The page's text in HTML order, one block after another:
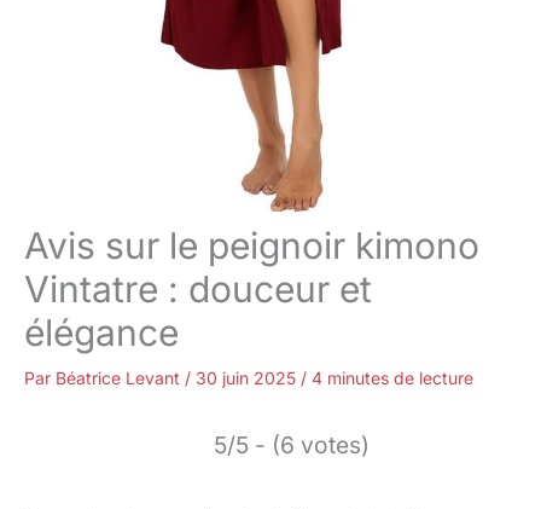
Avis sur le peignoir kimono
Vintatre : douceur et
élégance
Par Béatrice Levant / 30 juin 2025 / 4 minutes de lecture
5/5 - (6 votes)